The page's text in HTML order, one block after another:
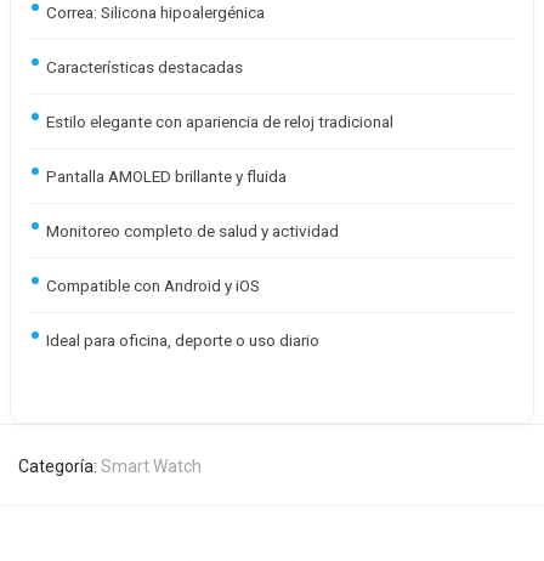
Correa: Silicona hipoalergénica
Características destacadas
Estilo elegante con apariencia de reloj tradicional
Pantalla AMOLED brillante y fluida
Monitoreo completo de salud y actividad
Compatible con Android y iOS
Ideal para oficina, deporte o uso diario
Categoría: Smart Watch